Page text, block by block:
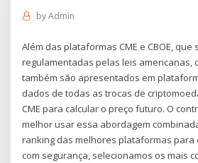
byAdmin
Além das plataformas CME e CBOE,
regulamentadas pelas leis americanas,
também são apresentados em
dados de todas as trocas de
CME para calcular o preço futuro. O
melhor usar essa abordagem
ranking das melhores plataformas para
com segurança, selecionamos os mais